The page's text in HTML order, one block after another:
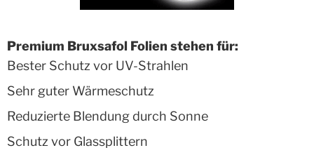
Premium Bruxsafol Folien stehen für:
Bester Schutz vor UV-Strahlen
Sehr guter Wärmeschutz
Reduzierte Blendung durch Sonne
Schutz vor Glassplittern